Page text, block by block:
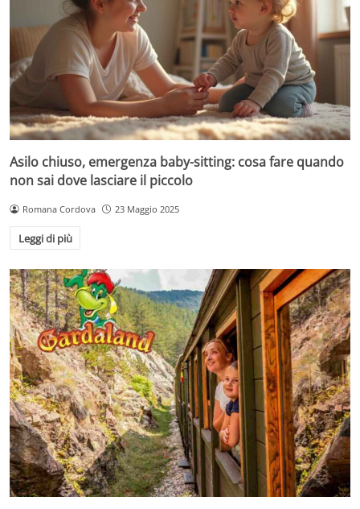
Asilo chiuso, emergenza baby-sitting: cosa fare quando
non sai dove lasciare il piccolo
Romana Cordova 23 Maggio 2025
Leggi di più